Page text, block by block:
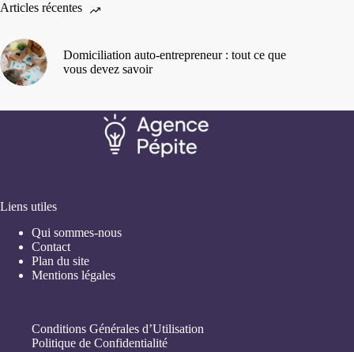
Articles récentes
Domiciliation auto-entrepreneur : tout ce que
vous devez savoir
Liens utiles
Qui sommes-nous
Contact
Plan du site
Mentions légales
Conditions Générales d’Utilisation
Politique de Confidentialité